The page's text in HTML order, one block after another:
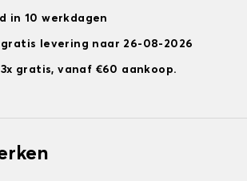
in 10 werkdagen
levering naar 26-08-2026
gratis, vanaf €60 aankoop.